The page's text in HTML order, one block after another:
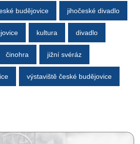
budějovice jihočeské divadlo
kultura divadlo
činohra jižní svéráz
výstaviště české budějovice